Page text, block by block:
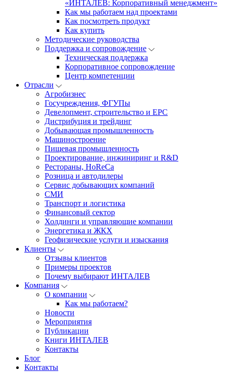
«ИНТАЛЕВ: Корпоративный менеджмент»
Как мы работаем над проектами
Как посмотреть продукт
Как купить
Методические руководства
Поддержка и сопровождение
Техническая поддержка
Корпоративное сопровождение
Центр компетенции
Отрасли
Агробизнес
Госучреждения, ФГУПы
Девелопмент, строительство и EPC
Дистрибуция и трейдинг
Добывающая промышленность
Машиностроение
Пищевая промышленность
Проектирование, инжиниринг и R&D
Рестораны, HoReCa
Розница и автодилеры
Сервис добывающих компаний
СМИ
Транспорт и логистика
Финансовый сектор
Холдинги и управляющие компании
Энергетика и ЖКХ
Геофизические услуги и изыскания
Клиенты
Отзывы клиентов
Примеры проектов
Почему выбирают ИНТАЛЕВ
Компания
О компании
Как мы работаем?
Новости
Мероприятия
Публикации
Книги ИНТАЛЕВ
Контакты
Блог
Контакты